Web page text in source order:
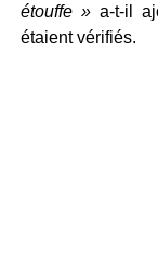
étouffe »a-t-il
étaient vérifiés.